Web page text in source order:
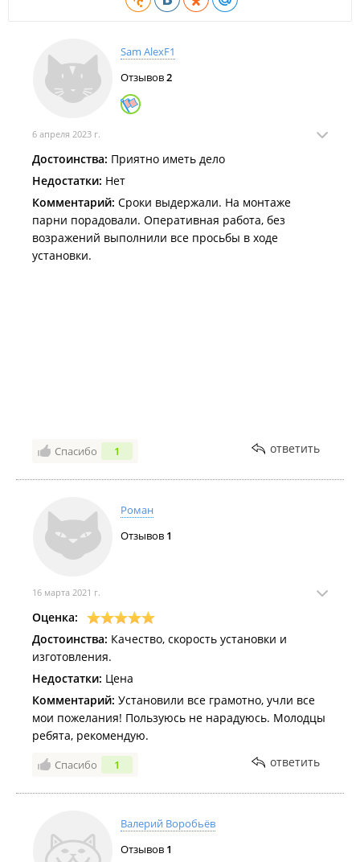
Sam AlexF1
Отзывов2
6 апреля 2023 г.
Достоинства: Приятно иметь дело
Недостатки: Нет
Комментарий: Сроки выдержали. На монтаже
парни порадовали. Оперативная работа, без
возражений выполнили все просьбы в ходе
установки.
Спасибо 1 ответить
Роман
Отзывов 1
16 марта 2021 г.
Оценка:
Достоинства: Качество, скорость установки и
изготовления.
Недостатки: Цена
Комментарий: Установили все грамотно, учли все
мои пожелания! Пользуюсь не нарадуюсь. Молодцы
ребята, рекомендую.
Спасибо 1 ответить
Валерий Воробьёв
Отзывов 1